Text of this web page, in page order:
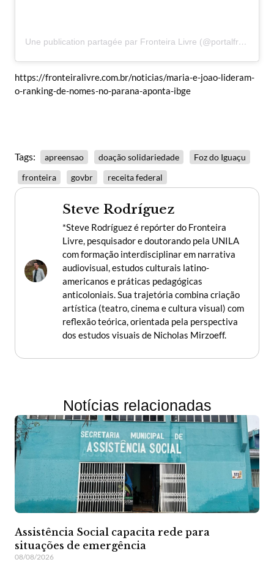
Une publication partagée par Fronteira Livre (@portalfronteiralivre)
https://fronteiralivre.com.br/noticias/maria-e-joao-lideram-
o-ranking-de-nomes-no-parana-aponta-ibge
Tags: apreensao doação solidariedade
Foz do Iguaçu
fronteira
govbr receita federal
Steve Rodríguez
*Steve Rodríguez é repórter do Fronteira
Livre, pesquisador e doutorando pela UNILA
com formação interdisciplinar em narrativa
audiovisual, estudos culturais latino-
americanos e práticas pedagógicas
anticoloniais. Sua trajetória combina criação
artística (teatro, cinema e cultura visual) com
reflexão teórica, orientada pela perspectiva
dos estudos visuais de Nicholas Mirzoeff.
Notícias relacionadas
Assistência Social capacita rede para
situações de emergência
08/08/2026